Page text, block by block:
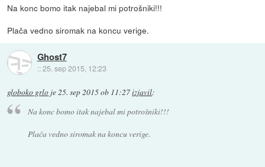
Na konc bomo itak najebal mi potrošniki!!!
Plača vedno siromak na koncu verige.
Ghost7
::25. sep 2015, 12:23
globoko grlo je25. sep 2015 ob 11:27izjavil:
Na konc bomo itak najebal mi potrošniki!!!
Plača vedno siromak na koncu verige.